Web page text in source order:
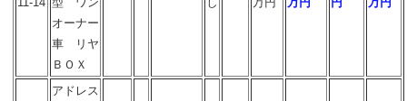
オーナー
車 リヤ
ＢＯＸ
アドレス